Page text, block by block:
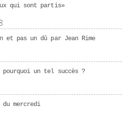
qui sont partis»
et pas un dû par Jean Rime
un tel succès ?
mercredi